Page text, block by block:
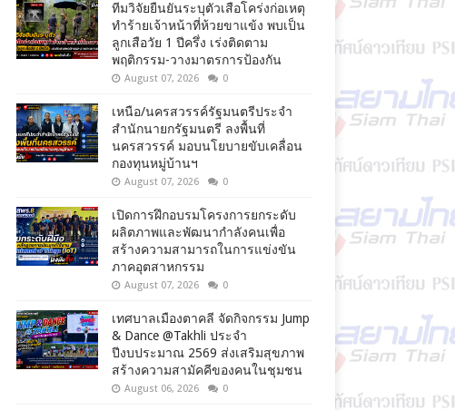
ทีมวิจัยยืนยันระบุตัวเสือโคร่งก่อเหตุ
ทำร้ายเจ้าหน้าที่ห้วยขาแข้ง พบเป็น
ลูกเสือวัย 1 ปีครึ่ง เร่งติดตาม
พฤติกรรม-วางมาตรการป้องกัน
August 07, 2026 0
เหนือ/นครสวรรค์รัฐมนตรีประจำ
สำนักนายกรัฐมนตรี ลงพื้นที่
นครสวรรค์ มอบนโยบายขับเคลื่อน
กองทุนหมู่บ้านฯ
August 07, 2026 0
เปิดการฝึกอบรมโครงการยกระดับ
ผลิตภาพและพัฒนากำลังคนเพื่อ
สร้างความสามารถในการแข่งขัน
ภาคอุตสาหกรรม
August 07, 2026 0
เทศบาลเมืองตาคลี จัดกิจกรรม Jump
& Dance @Takhli ประจำ
ปีงบประมาณ 2569 ส่งเสริมสุขภาพ
สร้างความสามัคคีของคนในชุมชน
August 06, 2026 0